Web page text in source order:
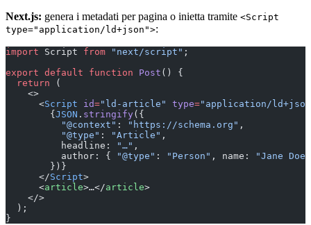
Next.js: genera i metadati per pagina o inietta tramite <Script
type="application/ld+json">:
import Script from "next/script" ;
export default function Post () {
  return
(
    <>
      <
Script id="ld-article" type="application/
        {
JSON . stringify({
          "@context"
: "https://schema.org" ,
          "@type"
: "Article" ,
          headline:
"…" ,
          author: {
"@type" : "Person" , name:
"Jane Doe"
        })}
      </
Script>
      <
article>…</article>
    </>
  );
}